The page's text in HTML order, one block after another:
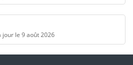
jour le 9 août 2026